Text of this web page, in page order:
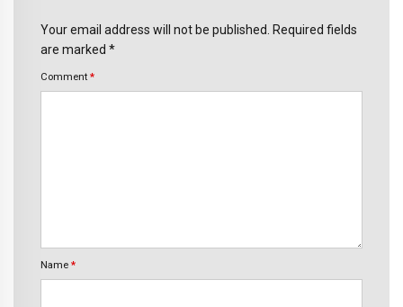
Your email address will not be published. Required fields
are marked *
Comment *
Name *